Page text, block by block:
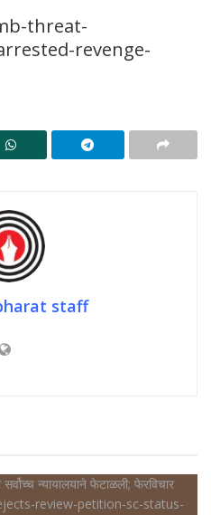
threat-
revenge-
staff